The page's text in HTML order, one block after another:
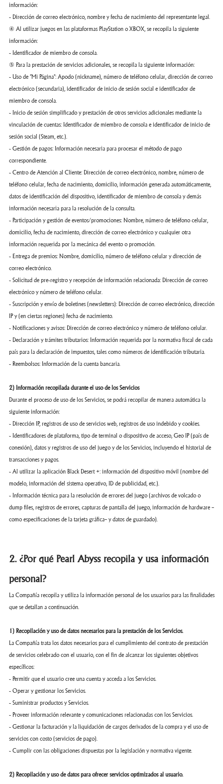
información:
- Dirección de correo electrónico, nombre y fecha de nacimiento del representante legal.
④ Al utilizar juegos en las plataformas PlayStation o XBOX, se recopila la siguiente
información:
- Identificador de miembro de consola.
⑤ Para la prestación de servicios adicionales, se recopila la siguiente información:
- Uso de "Mi Página": Apodo (nickname), número de teléfono celular, dirección de correo
electrónico (secundaria), identificador de inicio de sesión social e identificador de
miembro de consola.
- Inicio de sesión simplificado y prestación de otros servicios adicionales mediante la
vinculación de cuentas: Identificador de miembro de consola e identificador de inicio de
sesión social (Steam, etc.).
- Gestión de pagos: Información necesaria para procesar el método de pago
correspondiente.
- Centro de Atención al Cliente: Dirección de correo electrónico, nombre, número de
teléfono celular, fecha de nacimiento, domicilio, información generada automáticamente,
datos de identificación del dispositivo, identificador de miembro de consola y demás
información necesaria para la resolución de la consulta.
- Participación y gestión de eventos/promociones: Nombre, número de teléfono celular,
domicilio, fecha de nacimiento, dirección de correo electrónico y cualquier otra
información requerida por la mecánica del evento o promoción.
- Entrega de premios: Nombre, domicilio, número de teléfono celular y dirección de
correo electrónico.
- Solicitud de pre-registro y recepción de información relacionada: Dirección de correo
electrónico y número de teléfono celular.
- Suscripción y envío de boletines (newsletters): Dirección de correo electrónico, dirección
IP y (en ciertas regiones) fecha de nacimiento.
- Notificaciones y avisos: Dirección de correo electrónico y número de teléfono celular.
- Declaración y trámites tributarios: Información requerida por la normativa fiscal de cada
país para la declaración de impuestos, tales como números de identificación tributaria.
- Reembolsos: Información de la cuenta bancaria.
2) Información recopilada durante el uso de los Servicios
Durante el proceso de uso de los Servicios, se podrá recopilar de manera automática la
siguiente información:
- Dirección IP, registros de uso de servicios web, registros de uso indebido y cookies.
- Identificadores de plataforma, tipo de terminal o dispositivo de acceso, Geo IP (país de
conexión), datos y registros de uso del juego y de los Servicios, incluyendo el historial de
transacciones y pagos.
- Al utilizar la aplicación Black Desert +: información del dispositivo móvil (nombre del
modelo, información del sistema operativo, ID de publicidad, etc.).
- Información técnica para la resolución de errores del juego (archivos de volcado o
dump files, registros de errores, capturas de pantalla del juego, información de hardware —
como especificaciones de la tarjeta gráfica— y datos de guardado).
2. ¿Por qué Pearl Abyss recopila y usa información
personal?
La Compañía recopila y utiliza la información personal de los usuarios para las finalidades
que se detallan a continuación.
1) Recopilación y uso de datos necesarios para la prestación de los Servicios.
La Compañía trata los datos necesarios para el cumplimiento del contrato de prestación
de servicios celebrado con el usuario, con el fin de alcanzar los siguientes objetivos
específicos:
- Permitir que el usuario cree una cuenta y acceda a los Servicios.
- Operar y gestionar los Servicios.
- Suministrar productos y Servicios.
- Proveer información relevante y comunicaciones relacionadas con los Servicios.
- Gestionar la facturación y la liquidación de cargos derivados de la compra y el uso de
servicios con costo (servicios de pago).
- Cumplir con las obligaciones dispuestas por la legislación y normativa vigente.
2) Recopilación y uso de datos para ofrecer servicios optimizados al usuario.